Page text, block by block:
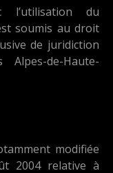
du
soumis au droit
de juridiction
de-Haute-
modifiée
2004 relative à